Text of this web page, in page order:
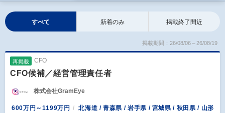
すべて 新着のみ 掲載終了間近
掲載期間：26/08/06～26/08/19
再掲載 CFO
CFO候補／経営管理責任者
株式会社GramEye
600万円～1199万円
北海道 / 青森県 / 岩手県 / 宮城県 / 秋田県 / 山形